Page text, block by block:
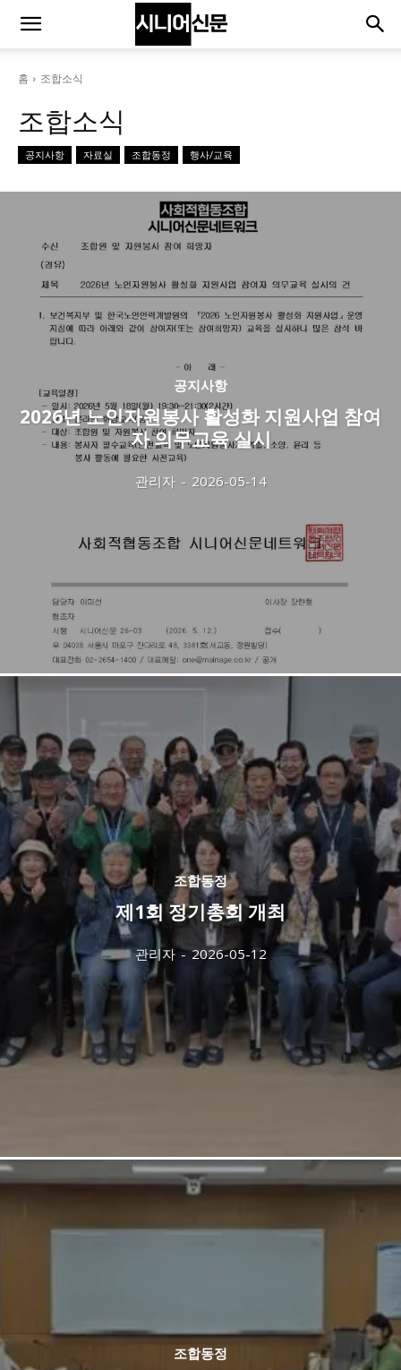
홈 조합소식
조합소식
공지사항 자료실 조합동정 행사/교육
공지사항
2026년 노인자원봉사 활성화 지원사업 참여
자 의무교육 실시
관리자 - 2026-05-14
조합동정
제1회 정기총회 개최
관리자 - 2026-05-12
조합동정